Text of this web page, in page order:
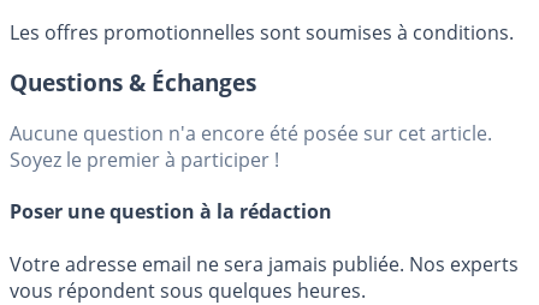
Les offres promotionnelles sont soumises à conditions.
Questions & Échanges
Aucune question n'a encore été posée sur cet article.
Soyez le premier à participer !
Poser une question à la rédaction
Votre adresse email ne sera jamais publiée. Nos experts
vous répondent sous quelques heures.